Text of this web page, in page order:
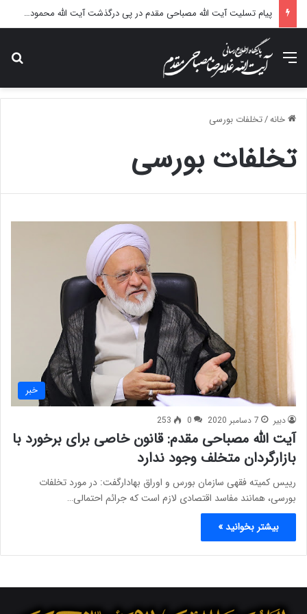
پیام تسلیت آیت الله مصباحی مقدم در پی درگذشت آیت الله محمودی گلپایگانی
منو
خانه/تخلفات بورسی
تخلفات بورسی
خبر
دبیر 7 دسامبر 2020 0
253
آیت الله مصباحی مقدم: قانون خاصی برای برخورد با
بازارگردان متخلف وجود ندارد
رییس کمیته فقهی سازمان بورس و اوراق بهادارگفت: در مورد تخلفات
بورسی، همانند مفاسد اقتصادی لازم است که جرائم احتمالی…
بیشتر بخوانید »